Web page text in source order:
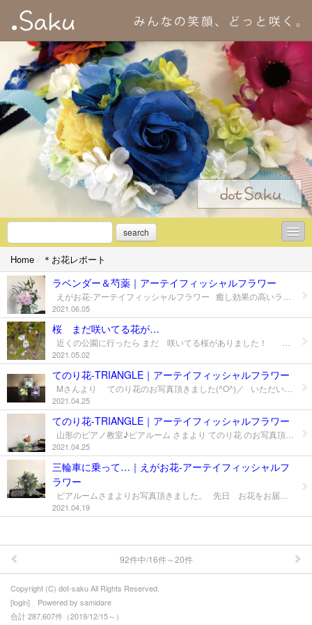
search
＊初めての方へ
＊アーティフィシャルフラワーとは
＊dotSakuデザインメニュー
＊えがお花-Artificial Flower
＊てのり花-Artificial Flower
＊いぬブーケ＆ねこブーケ
＊お花レポート
プロフィール
お問合せ
Home / ＊お花レポート
ラベンダー＆芍薬｜アーテイフィッシャルフラワー
2021.06.05
桜 まだ咲いてる花が…
2021.05.02
てのり花-TRIANGLE｜アーテイフィッシャルフラワー
2021.04.25
てのり花-TRIANGLE｜アーテイフィッシャルフラワー
2021.04.25
三輪車に乗って…｜えがお花-アーテイフィッシャルフ
ラワー
2021.04.19
92件中/16件～20件
Copyright (C) dot-saku All Rights Reserved.
[login] Powered by samidare
合計 287,607件（2019/12/15～）